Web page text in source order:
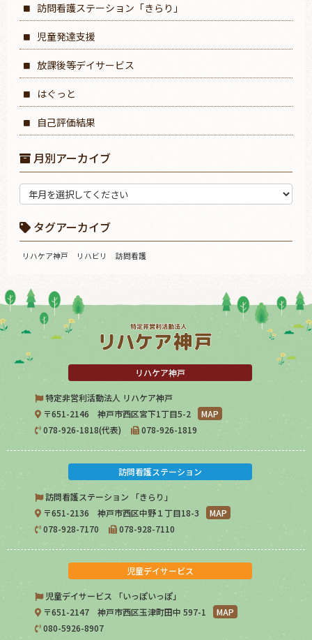
訪問看護ステーション「きらり」
児童発達支援
放課後等デイサービス
はぐっと
自己評価結果
月別アーカイブ
タグアーカイブ
リハケア神戸 リハビリ 訪問看護
リハケア神戸
特定非営利活動法人 リハケア神戸
〒651-2146 神戸市西区宮下1丁目5-2
MAP
078-926-1818(代表)
078-926-1819
訪問看護ステーション
訪問看護ステーション 「きらり」
〒651-2136 神戸市西区中野１丁目18-3
MAP
078-928-7170
078-928-7110
児童デイサービス
児童デイサービス 「いっぽいっぽ」
〒651-2147 神戸市西区玉津町田中 597-1
MAP
080-5926-8907